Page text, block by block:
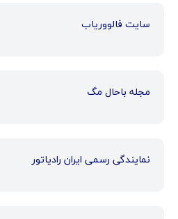
سایت فالووریاب
مجله باحال مگ
نمایندگی رسمی ایران رادیاتور